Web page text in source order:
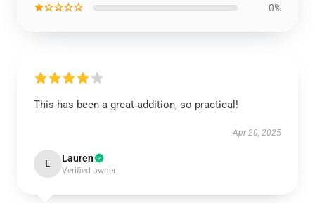
★☆☆☆☆ 0%
This has been a great addition, so practical!
Apr 20, 2025
L Lauren
Verified owner